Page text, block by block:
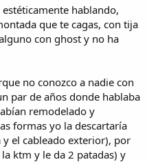
hablando,
que te cagas, con tija
con ghost y no ha
no conozco a nadie con
par de años donde hablaba
remodelado y
formas yo la descartaría
el cableado exterior), por
ktm y le da 2 patadas) y